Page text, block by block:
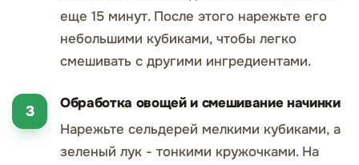
еще 15 минут. После этого нарежьте его
небольшими кубиками, чтобы легко
смешивать с другими ингредиентами.
Обработка овощей и смешивание начинки
Нарежьте сельдерей мелкими кубиками, а
зеленый лук - тонкими кружочками. На